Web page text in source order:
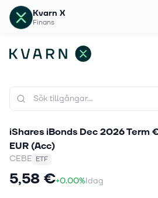
Kvarn X
Finans
iShares iBonds Dec 2026 Term
EUR (Acc)
CEBE ETF
5,58 €+0.00%Idag